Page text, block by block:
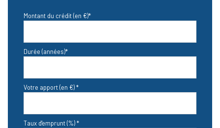
Montant du crédit (en €)*
Durée (années)*
Votre apport (en €) *
Taux d'emprunt (%) *